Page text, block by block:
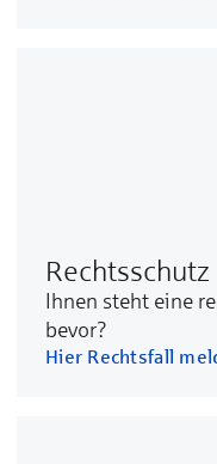
Rechtsschutz
Ih­nen steht ei­ne
be­vor?
Hier Rechtsfall